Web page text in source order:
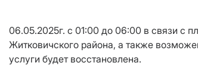
06.05.2025г. с 01:00 до 06:00 в связи с
Житковичского района, а также
услуги будет восстановлена.